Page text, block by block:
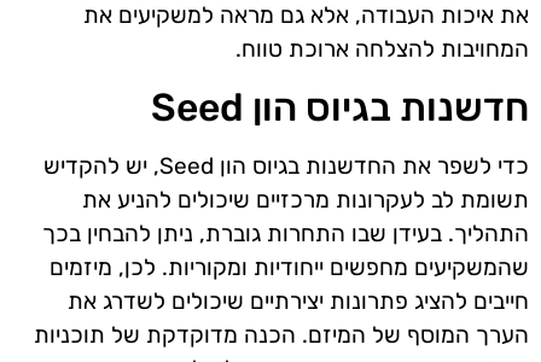
את איכות העבודה, אלא גם מראה למשקיעים את
המחויבות להצלחה ארוכת טווח.
חדשנות בגיוס הון Seed
כדי לשפר את החדשנות בגיוס הון Seed, יש להקדיש
תשומת לב לעקרונות מרכזיים שיכולים להניע את
התהליך. בעידן שבו התחרות גוברת, ניתן להבחין בכך
שהמשקיעים מחפשים ייחודיות ומקוריות. לכן, מיזמים
חייבים להציג פתרונות יצירתיים שיכולים לשדרג את
הערך המוסף של המיזם. הכנה מדוקדקת של תוכניות